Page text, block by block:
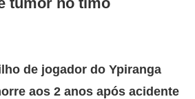
de jogador do Ypiranga
aos 2 anos após acidente